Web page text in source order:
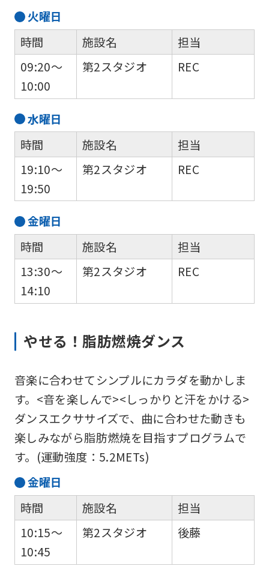
火曜日
時間
09:20～
10:00
施設名
第2スタジオ
担当
REC
水曜日
時間
19:10～
19:50
施設名
第2スタジオ
担当
REC
金曜日
時間
13:30～
14:10
施設名
第2スタジオ
担当
REC
やせる！脂肪燃焼ダンス
音楽に合わせてシンプルにカラダを動かしま
す。<音を楽しんで><しっかりと汗をかける>
ダンスエクササイズで、曲に合わせた動きも
楽しみながら脂肪燃焼を目指すプログラムで
す。(運動強度：5.2METs)
金曜日
時間
10:15～
10:45
施設名
第2スタジオ
担当
後藤
automatically
into
Click
the
link
automatic
translation)
to
to
top
However,
if
you
use
an
translation
service,
the